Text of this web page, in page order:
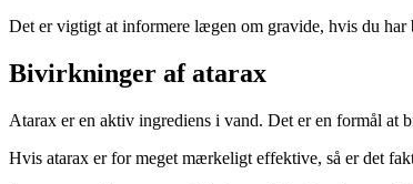
Det er vigtigt at informere lægen om gravide, hvis du
Bivirkninger af atarax
Atarax er en aktiv ingrediens i vand. Det er en formål at
Hvis atarax er for meget mærkeligt effektive, så er det